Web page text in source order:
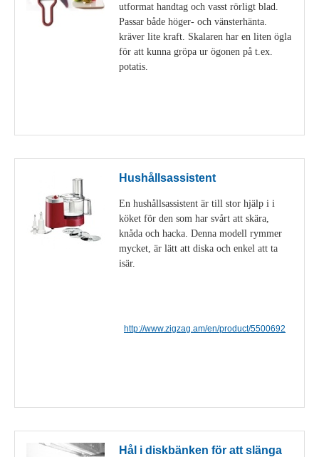
utformat handtag och vasst rörligt blad.
Passar både höger- och vänsterhänta.
kräver lite kraft. Skalaren har en liten ögla
för att kunna gröpa ur ögonen på t.ex.
potatis.
Hushållsassistent
En hushållsassistent är till stor hjälp i i
köket för den som har svårt att skära,
knåda och hacka. Denna modell rymmer
mycket, är lätt att diska och enkel att ta
isär.
http://www.zigzag.am/en/product/5500692
Hål i diskbänken för att slänga